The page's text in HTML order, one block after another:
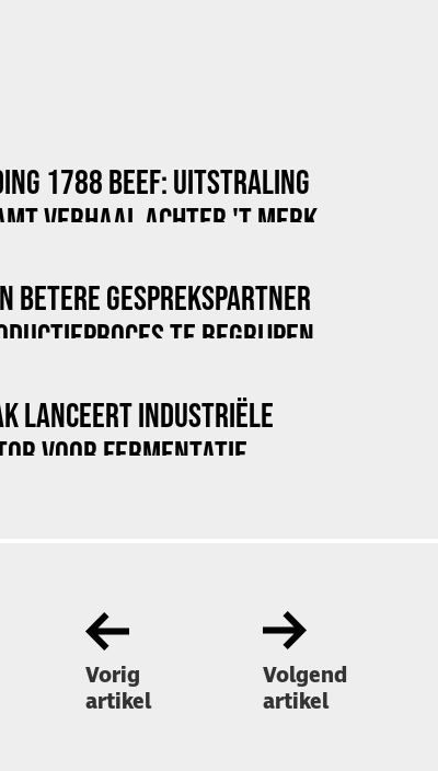
1788 BEEF: UITSTRALING
VERHAAL ACHTER 'T MERK
BETERE GESPREKSPARTNER
TE BEGRIJPEN
LANCEERT INDUSTRIËLE
VOOR FERMENTATIE
Vorig
artikel
Volgend
artikel